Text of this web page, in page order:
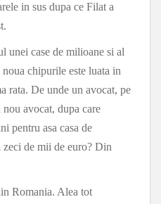
in sus dupa ce Filat a
unei case de milioane si al
chipurile este luata in
rata. De unde un avocat, pe
avocat, dupa care
pentru asa casa de
zeci de mii de euro? Din
Romania. Alea tot